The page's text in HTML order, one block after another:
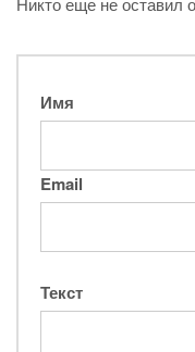
Имя
Email
Текст